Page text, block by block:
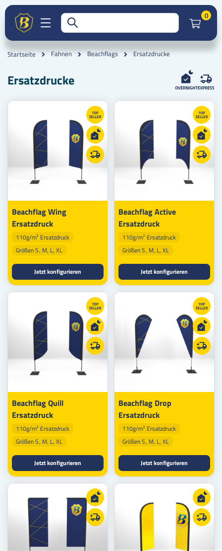
0
Startseite Fahnen Beachflags Ersatzdrucke
Ersatzdrucke
Beachflag Wing
Ersatzdruck
110g/m² Ersatzdruck
Größen S, M, L, XL
Jetzt konfigurieren
Beachflag Active
Ersatzdruck
110g/m² Ersatzdruck
Größen S, M, L, XL
Jetzt konfigurieren
Beachflag Quill
Ersatzdruck
110g/m² Ersatzdruck
Größen S, M, L, XL
Jetzt konfigurieren
Beachflag Drop
Ersatzdruck
110g/m² Ersatzdruck
Größen S, M, L, XL
Jetzt konfigurieren